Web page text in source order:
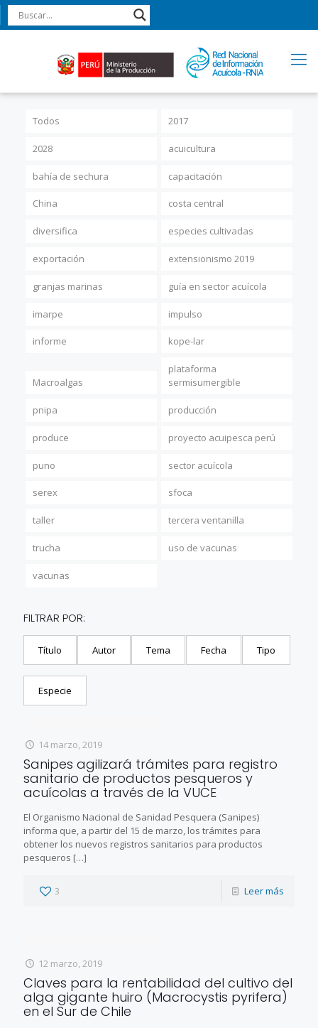
Todos 2017
2028 acuicultura
bahía de sechura capacitación
China costa central
diversifica especies cultivadas
exportación extensionismo 2019
granjas marinas guía en sector acuícola
imarpe impulso
informe kope-lar
Macroalgas
plataforma
sermisumergible
pnipa producción
produce proyecto acuipesca perú
puno sector acuícola
serex sfoca
taller tercera ventanilla
trucha uso de vacunas
vacunas
FILTRAR POR:
Título Autor Tema Fecha Tipo
Especie
14 marzo, 2019
Sanipes agilizará trámites para registro
sanitario de productos pesqueros y
acuícolas a través de la VUCE
El Organismo Nacional de Sanidad Pesquera (Sanipes)
informa que, a partir del 15 de marzo, los trámites para
obtener los nuevos registros sanitarios para productos
pesqueros […]
3 Leer más
12 marzo, 2019
Claves para la rentabilidad del cultivo del
alga gigante huiro (Macrocystis pyrifera)
en el Sur de Chile